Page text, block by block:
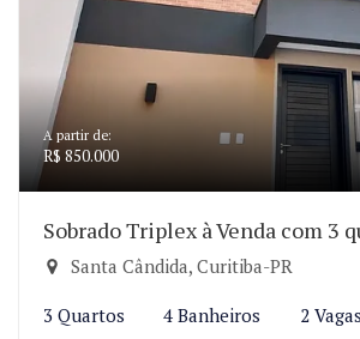
A partir de:
R$ 850.000
Sobrado Triplex à Venda com 3
Santa Cândida, Curitiba-PR
3 Quartos 4 Banheiros 2 Vagas